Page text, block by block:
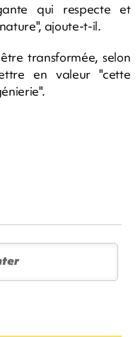
qui respecte et
ajoute-t-il.
transformée, selon
en valeur "cette